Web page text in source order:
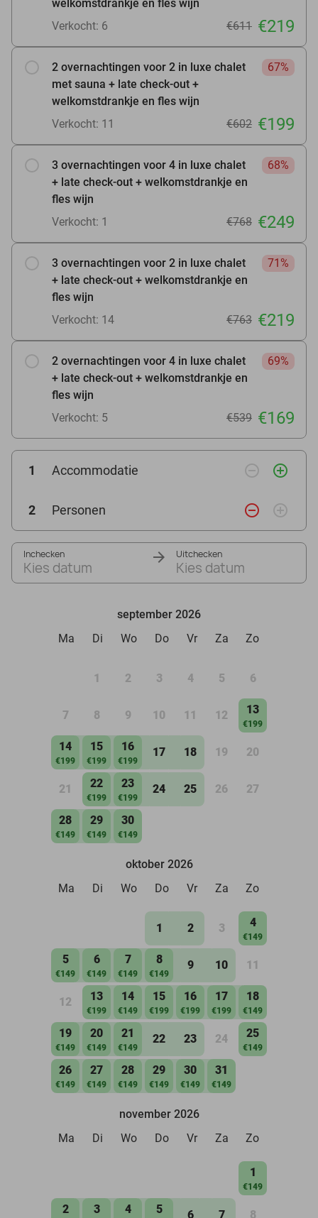
welkomstdrankje en fles wijn
Verkocht: 6 €611 €219
2 overnachtingen voor 2 in luxe chalet
met sauna + late check-out +
welkomstdrankje en fles wijn
67%
Verkocht: 11 €602 €199
3 overnachtingen voor 4 in luxe chalet
+ late check-out + welkomstdrankje en
fles wijn
68%
Verkocht: 1 €768 €249
3 overnachtingen voor 2 in luxe chalet
+ late check-out + welkomstdrankje en
fles wijn
71%
Verkocht: 14 €763 €219
2 overnachtingen voor 4 in luxe chalet
+ late check-out + welkomstdrankje en
fles wijn
69%
Verkocht: 5 €539 €169
1 Accommodatie remove_circle_outline add_circle_outline
2 Personen remove_circle_outline add_circle_outline
Inchecken
Kies datum
Uitchecken
Kies datum
september 2026
Ma
Di Wo Do Vr Za Zo
1 2 3 4 5 6
7 8 9 10 11 12 13
€199
14
€199
15
€199
16
€199
17 18 19 20
21 22
€199
23
€199
24 25 26 27
28
€149
29
€149
30
€149
oktober 2026
Ma
Di Wo Do Vr Za Zo
1 2 3 4
€149
5
€149
6
€149
7
€149
8
€149
9 10 11
12 13
€199
14
€149
15
€199
16
€199
17
€199
18
€149
19
€149
20
€149
21
€149
22 23 24 25
€149
26
€149
27
€149
28
€149
29
€149
30
€149
31
€149
november 2026
Ma
Di Wo Do Vr Za Zo
1
€149
2 3 4 5 6 7 8